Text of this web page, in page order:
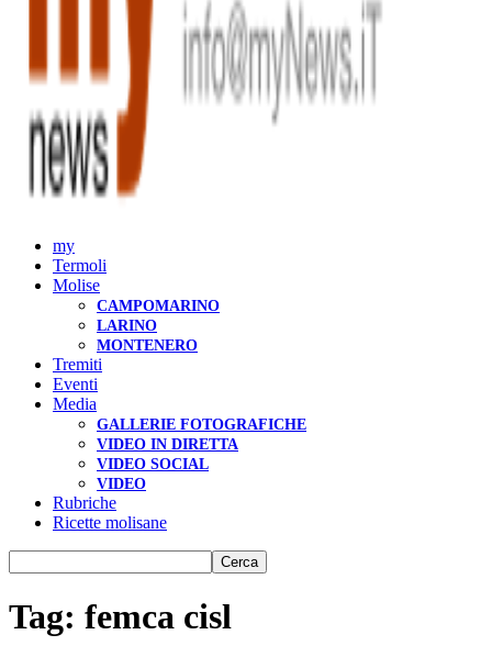
my
Termoli
Molise
CAMPOMARINO
LARINO
MONTENERO
Tremiti
Eventi
Media
GALLERIE FOTOGRAFICHE
VIDEO IN DIRETTA
VIDEO SOCIAL
VIDEO
Rubriche
Ricette molisane
Tag: femca cisl